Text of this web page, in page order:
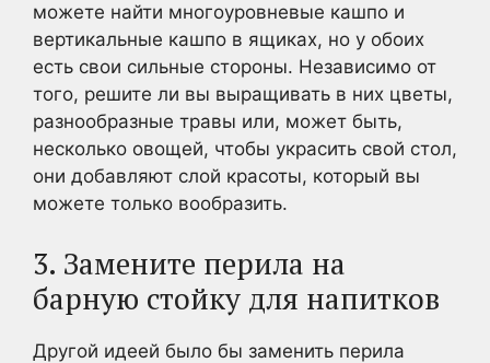
можете найти многоуровневые кашпо и
вертикальные кашпо в ящиках, но у обоих
есть свои сильные стороны. Независимо от
того, решите ли вы выращивать в них цветы,
разнообразные травы или, может быть,
несколько овощей, чтобы украсить свой стол,
они добавляют слой красоты, который вы
можете только вообразить.
3. Замените перила на
барную стойку для напитков
Другой идеей было бы заменить перила